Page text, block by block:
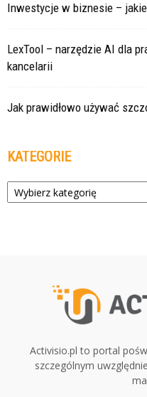
Inwestycje w biznesie –
LexTool – narzędzie AI dla
kancelarii
Jak prawidłowo używać
KATEGORIE
Kategorie
Activisio.pl to portal
szczególnym